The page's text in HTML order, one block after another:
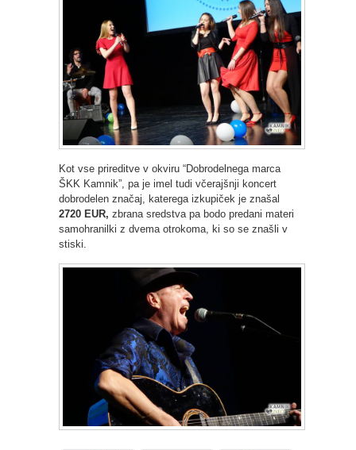
Kot vse prireditve v okviru “Dobrodelnega marca
ŠKK Kamnik”, pa je imel tudi včerajšnji koncert
dobrodelen značaj, katerega izkupiček je znašal
2720 EUR, zbrana sredstva pa bodo predani materi
samohranilki z dvema otrokoma, ki so se znašli v
stiski.